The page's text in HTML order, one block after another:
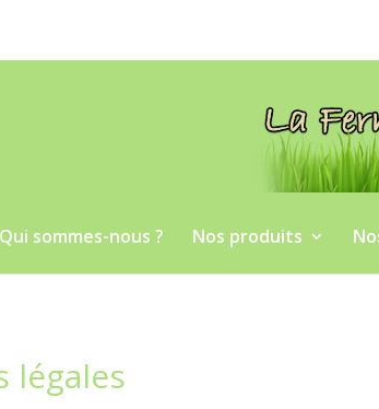
Qui sommes-nous ? Nos produits
légales